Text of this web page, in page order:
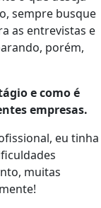
sempre busque
as entrevistas e
porém,
e como é
empresas.
eu tinha
muitas